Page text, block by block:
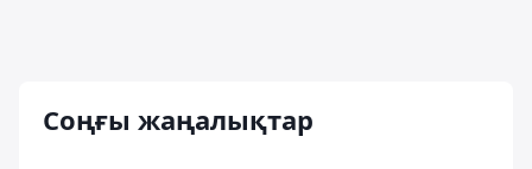
Соңғы жаңалықтар